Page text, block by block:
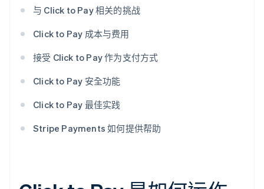
与 Click to Pay 相关的挑战
Click to Pay 成本与费用
接受 Click to Pay 作为支付方式
Click to Pay 安全功能
Click to Pay 最佳实践
Stripe Payments 如何提供帮助